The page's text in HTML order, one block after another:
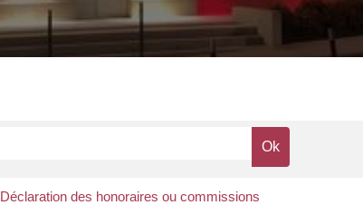
Déclaration des honoraires ou commissions